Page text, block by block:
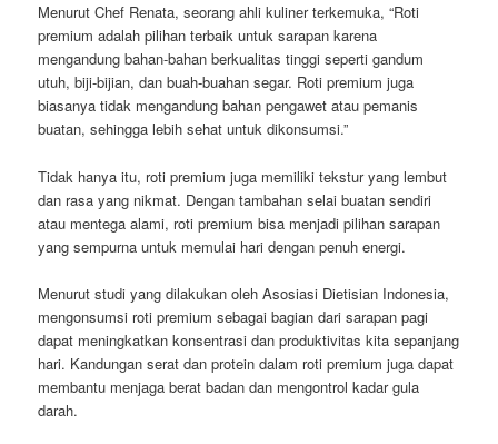
Menurut Chef Renata, seorang ahli kuliner terkemuka, “Roti
premium adalah pilihan terbaik untuk sarapan karena
mengandung bahan-bahan berkualitas tinggi seperti gandum
utuh, biji-bijian, dan buah-buahan segar. Roti premium juga
biasanya tidak mengandung bahan pengawet atau pemanis
buatan, sehingga lebih sehat untuk dikonsumsi.”
Tidak hanya itu, roti premium juga memiliki tekstur yang lembut
dan rasa yang nikmat. Dengan tambahan selai buatan sendiri
atau mentega alami, roti premium bisa menjadi pilihan sarapan
yang sempurna untuk memulai hari dengan penuh energi.
Menurut studi yang dilakukan oleh Asosiasi Dietisian Indonesia,
mengonsumsi roti premium sebagai bagian dari sarapan pagi
dapat meningkatkan konsentrasi dan produktivitas kita sepanjang
hari. Kandungan serat dan protein dalam roti premium juga dapat
membantu menjaga berat badan dan mengontrol kadar gula
darah.